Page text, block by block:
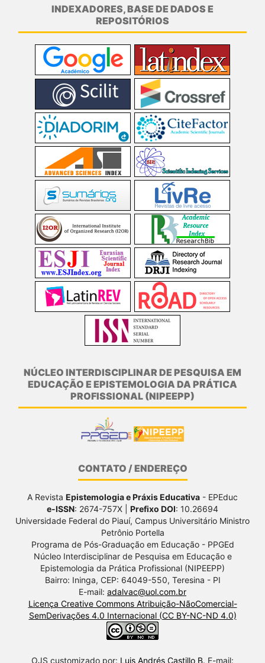
INDEXADORES, BASE DE DADOS E
REPOSITÓRIOS
NÚCLEO INTERDISCIPLINAR DE PESQUISA EM
EDUCAÇÃO E EPISTEMOLOGIA DA PRÁTICA
PROFISSIONAL (NIPEEPP)
CONTATO / ENDEREÇO
A Revista Epistemologia e Práxis Educativa - EPEduc
e-ISSN: 2674-757X | Prefixo DOI: 10.26694
Universidade Federal do Piauí, Campus Universitário Ministro
Petrônio Portella
Programa de Pós-Graduação em Educação - PPGEd
Núcleo Interdisciplinar de Pesquisa em Educação e
Epistemologia da Prática Profissional (NIPEEPP)
Bairro: Ininga, CEP: 64049-550, Teresina - PI
E-mail: adalvac@uol.com.br
Licença Creative Commons Atribuição-NãoComercial-
SemDerivações 4.0 Internacional (CC BY-NC-ND 4.0)
OJS customizado por: Luis Andrés Castillo B. E-mail: